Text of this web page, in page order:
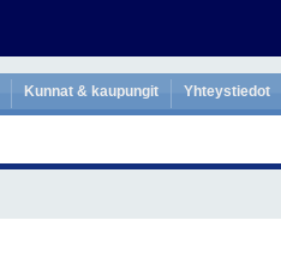
Kunnat & kaupungit Yhteystiedot